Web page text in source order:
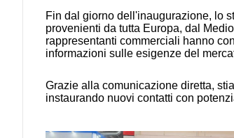
Fin dal giorno dell'inaugurazione, lo
provenienti da tutta Europa, dal
rappresentanti commerciali hanno
informazioni sulle esigenze del
Grazie alla comunicazione diretta,
instaurando nuovi contatti con